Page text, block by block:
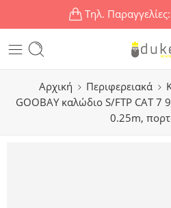
Τηλ. Παραγγελίες:
Αρχική Περιφερειακά
GOOBAY καλώδιο S/FTP CAT
0.25m,